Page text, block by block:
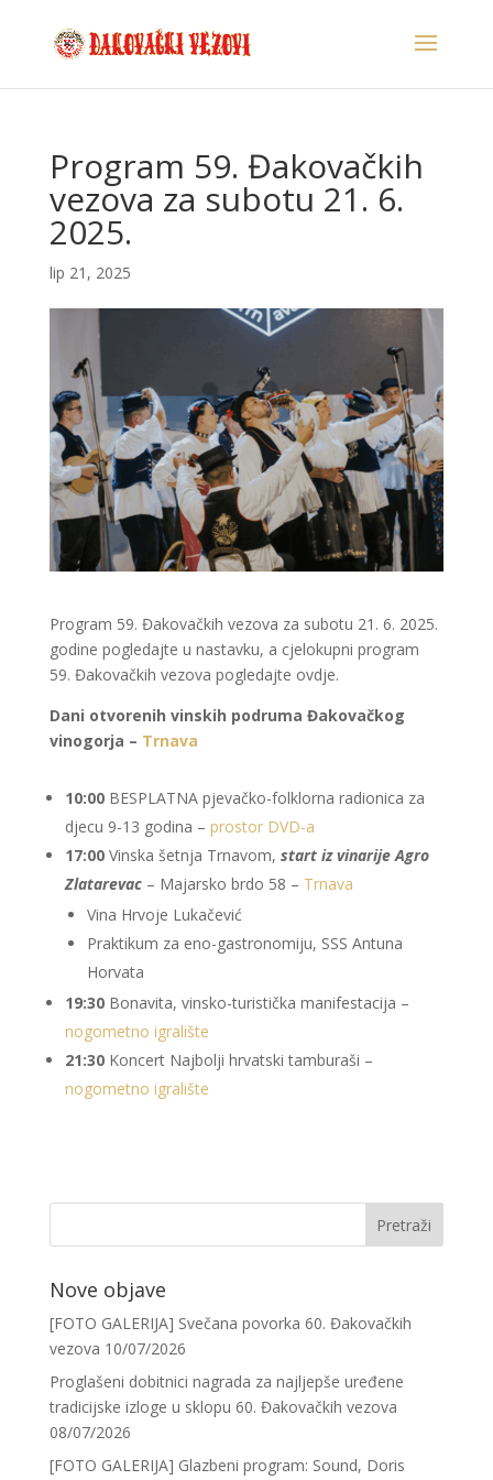
Program 59. Đakovačkih
vezova za subotu 21. 6.
2025.
lip 21, 2025
Program 59. Đakovačkih vezova za subotu 21. 6. 2025.
godine pogledajte u nastavku, a cjelokupni program
59. Đakovačkih vezova pogledajte ovdje.
Dani otvorenih vinskih podruma Đakovačkog
vinogorja – Trnava
10:00BESPLATNA pjevačko-folklorna radionica za
djecu 9-13 godina – prostor DVD-a
17:00Vinska šetnja Trnavom, start iz vinarije Agro
Zlatarevac– Majarsko brdo 58 – Trnava
Vina Hrvoje Lukačević
Praktikum za eno-gastronomiju, SSS Antuna
Horvata
19:30Bonavita, vinsko-turistička manifestacija –
nogometno igralište
21:30Koncert Najbolji hrvatski tamburaši –
nogometno igralište
Nove objave
[FOTO GALERIJA] Svečana povorka 60. Đakovačkih
vezova 10/07/2026
Proglašeni dobitnici nagrada za najljepše uređene
tradicijske izloge u sklopu 60. Đakovačkih vezova
08/07/2026
[FOTO GALERIJA] Glazbeni program: Sound, Doris